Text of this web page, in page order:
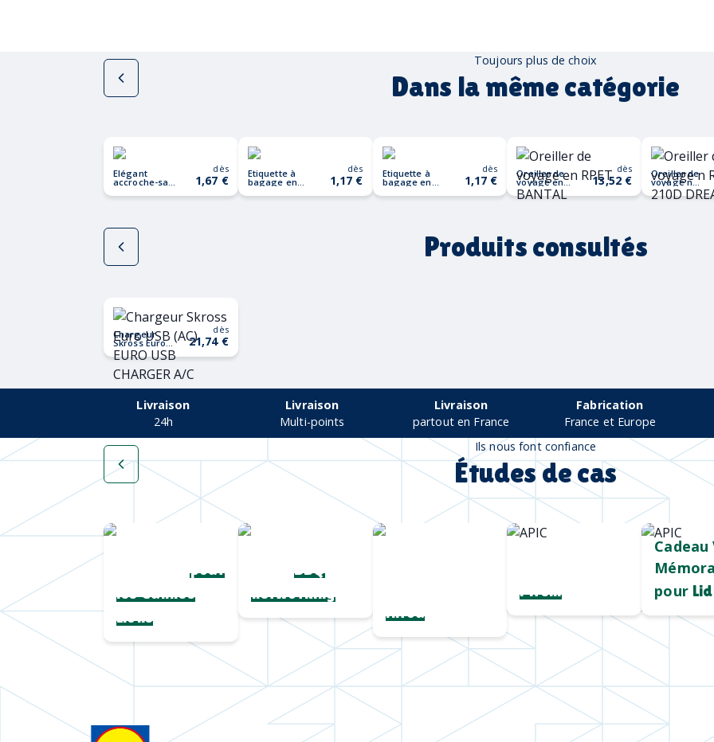
Toujours plus de choix
Dans la même catégorie
Elégant
accroche-sac
dès
1,67 € Etiquette à
bagage en
liège COCO
dès
1,17 € Etiquette à
bagage en
liège OVALIS
dès
1,17 € Oreiller de
voyage en
RPET BANTAL
dès
13,52 € Oreiller de
voyage n
RPET 210D
DREAMS
Produits consultés
Chargeur
Skross Euro
USB (AC)
EURO USB
CHARGER A/C
dès
21,74 €
Livraison
24h
Livraison
Multi-points
Livraison
partout en France
Fabrication
France et Europe
Ils nous font confiance
Études de cas
pour
les Cannes
Lions
BBQ
networking
Hiroa
Pirelli
Cadeau
pour